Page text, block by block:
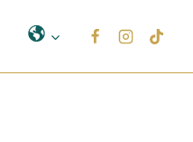
Μετάφραση